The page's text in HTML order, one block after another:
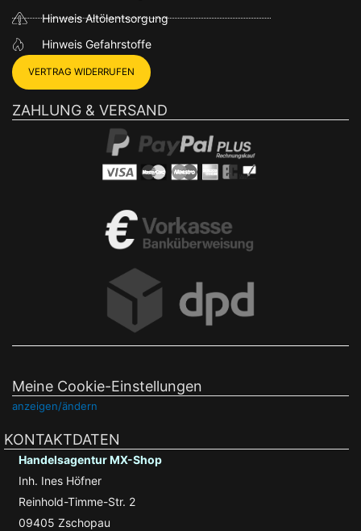
Hinweis Altölentsorgung
Hinweis Gefahrstoffe
VERTRAG WIDERRUFEN
ZAHLUNG & VERSAND
Meine Cookie-Einstellungen
anzeigen/ändern
KONTAKTDATEN
Handelsagentur MX-Shop
Inh. Ines Höfner
Reinhold-Timme-Str. 2
09405 Zschopau